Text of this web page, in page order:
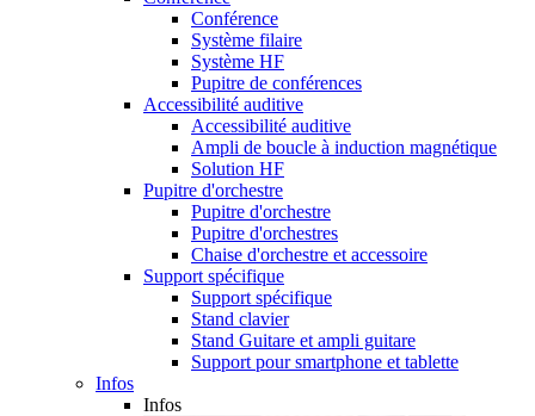
Conférence
Système filaire
Système HF
Pupitre de conférences
Accessibilité auditive
Accessibilité auditive
Ampli de boucle à induction magnétique
Solution HF
Pupitre d'orchestre
Pupitre d'orchestre
Pupitre d'orchestres
Chaise d'orchestre et accessoire
Support spécifique
Support spécifique
Stand clavier
Stand Guitare et ampli guitare
Support pour smartphone et tablette
Infos
Infos